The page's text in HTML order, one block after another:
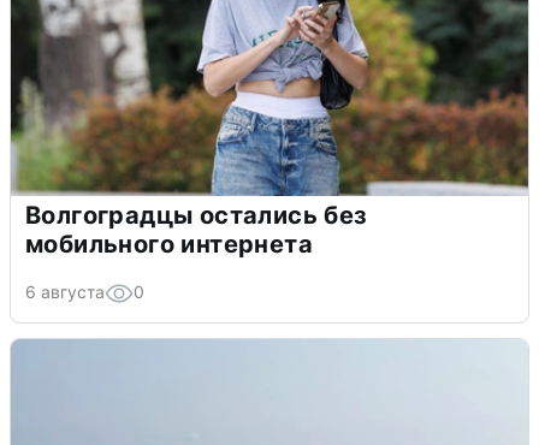
Волгоградцы остались без
мобильного интернета
6 августа 0